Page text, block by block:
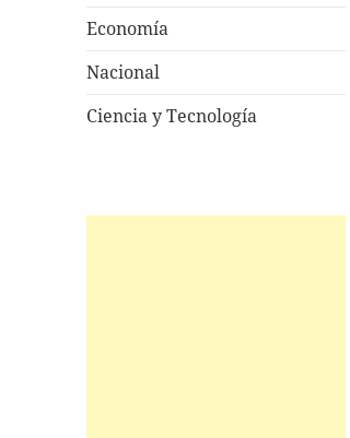
Economía
Nacional
Ciencia y Tecnología